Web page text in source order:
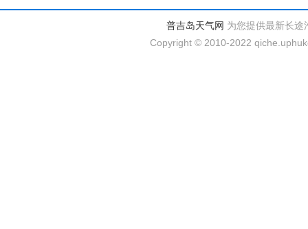
普吉岛天气网 为您提供最新长途
Copyright © 2010-2022